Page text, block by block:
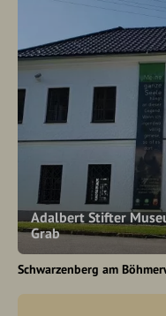
Adalbert Stifter
Grab
Schwarzenberg am